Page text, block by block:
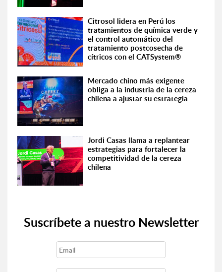
Citrosol lidera en Perú los
tratamientos de química verde y
el control automático del
tratamiento postcosecha de
cítricos con el CATSystem®
Mercado chino más exigente
obliga a la industria de la cereza
chilena a ajustar su estrategia
Jordi Casas llama a replantear
estrategias para fortalecer la
competitividad de la cereza
chilena
Suscríbete a nuestro Newsletter